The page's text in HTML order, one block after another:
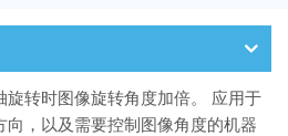
转时图像旋转角度加倍。​ 应用于
，以及需要控制图像角度的机器